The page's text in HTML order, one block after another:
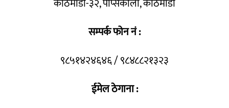
सम्पर्क फोन नं :
९८५१४२४६४६ / ९८४८८२१३२३
ईमेल ठेगाना :